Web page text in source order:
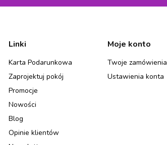
Linki
Karta Podarunkowa
Zaprojektuj pokój
Promocje
Nowości
Blog
Opinie klientów
Moje konto
Twoje zamówienia
Ustawienia konta